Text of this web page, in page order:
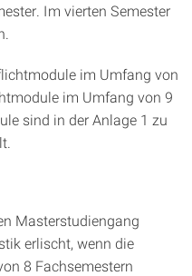
Im vierten Semester
im Umfang von
im Umfang von 9
sind in der Anlage 1 zu
Masterstudiengang
erlischt, wenn die
8 Fachsemestern